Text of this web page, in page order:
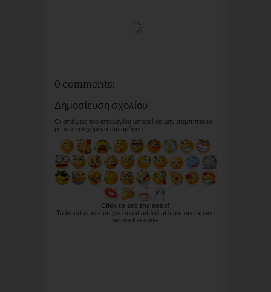
0 comments:
Δημοσίευση σχολίου
Οι απόψεις του ιστολογίου μπορεί να μην συμπίπτουν
με τα περιεχόμενα του άρθρου
Click to see the code!
To insert emoticon you must added at least one space
before the code.